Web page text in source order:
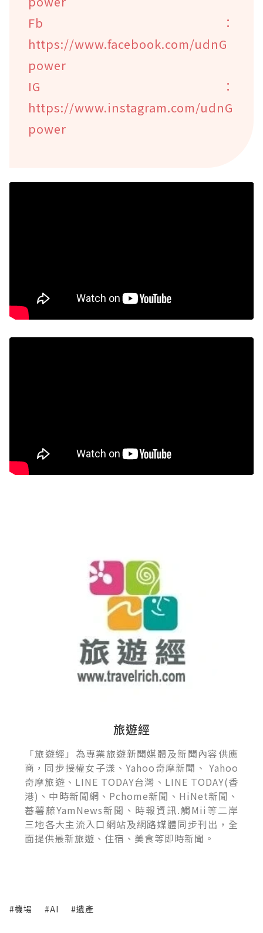
Fb：
https://www.facebook.com/udnG
power
IG：
https://www.instagram.com/udnG
power
旅遊經
「旅遊經」為專業旅遊新聞媒體及新聞內容供應
商，同步授權女子漾、Yahoo奇摩新聞、 Yahoo
奇摩旅遊、LINE TODAY台灣、LINE TODAY(香
港)、中時新聞網、Pchome新聞、HiNet新聞、
蕃薯藤YamNews新聞、時報資訊.觸Mii等二岸
三地各大主流入口網站及網路媒體同步刊出，全
面提供最新旅遊、住宿、美食等即時新聞。
#機場 #AI #遺產